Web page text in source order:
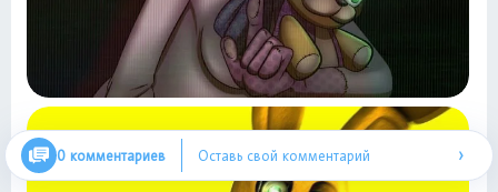
0 комментариев Оставь свой комментарий ›